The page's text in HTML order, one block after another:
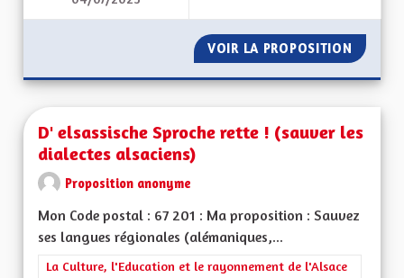
VOIR LA PROPOSITION
D' elsassische Sproche rette ! (sauver les
dialectes alsaciens)
Proposition anonyme
Mon Code postal : 67 201 : Ma proposition : Sauvez
ses langues régionales (alémaniques,...
Filtrer les résultats de la catégorie : La Culture, l'Education et
La Culture, l'Education et le rayonnement de l'Alsace